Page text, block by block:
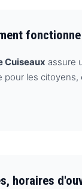
Cuiseaux assure
les
horaires